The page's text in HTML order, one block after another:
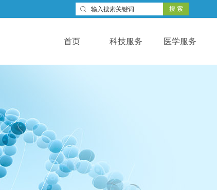
 搜 索
首页 科技服务 医学服务